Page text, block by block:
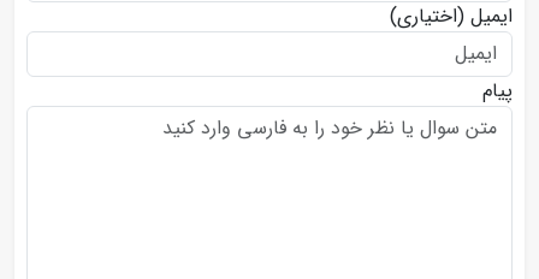
ایمیل (اختیاری)
پیام